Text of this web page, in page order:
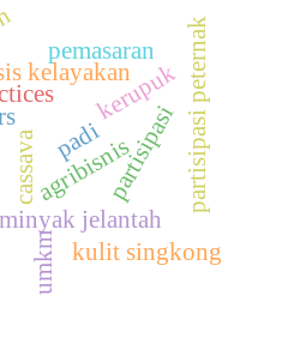
cassava
minyak jelantah
umkm
kelayakankerupuk
partisipasi
kulit singkong
partisipasi peternak
agribisnis
pemasaran
padi